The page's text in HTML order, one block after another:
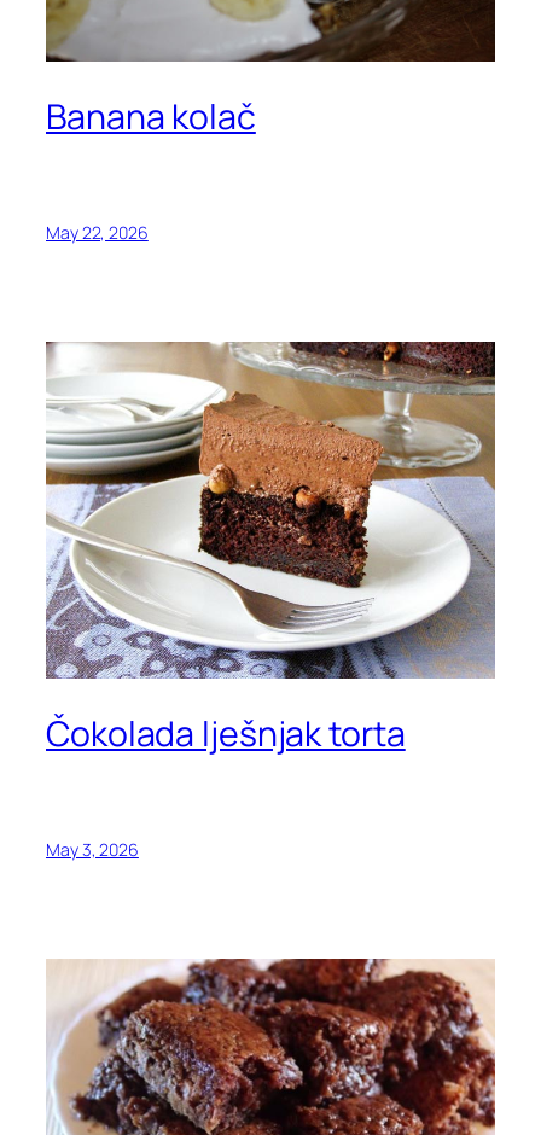
Banana kolač
May 22, 2026
Čokolada lješnjak torta
May 3, 2026